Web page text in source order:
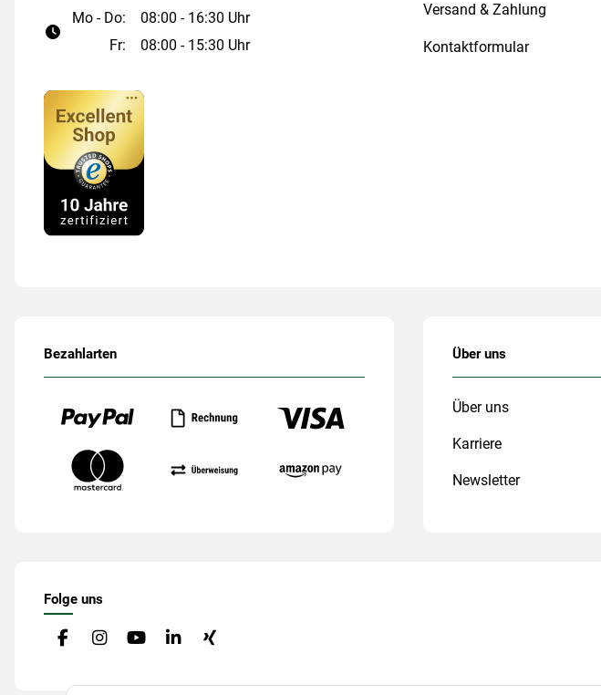
Mo - Do:
08:00 - 16:30 Uhr
Fr:
08:00 - 15:30 Uhr
Versand & Zahlung
Kontaktformular
Bezahlarten Über uns
Über uns
Karriere
Newsletter
Folge uns